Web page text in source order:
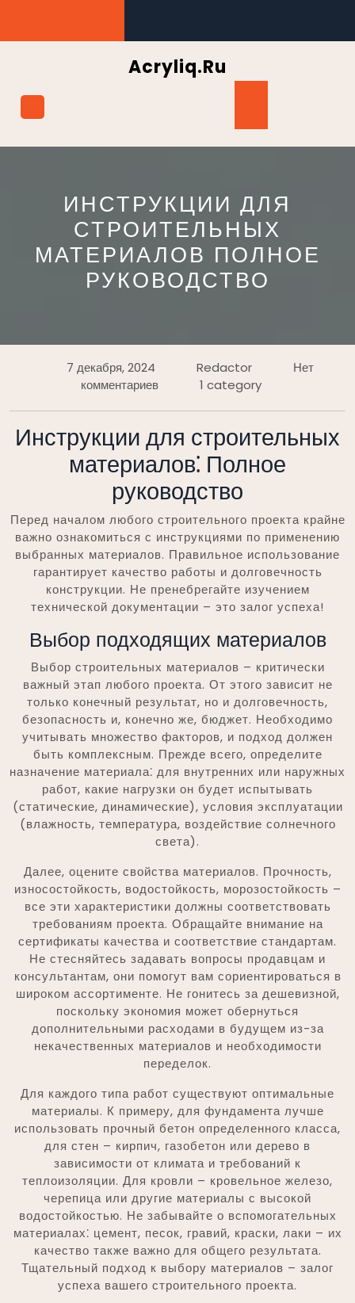
содержимому
Acryliq.ru
ИНСТРУКЦИИ ДЛЯ
СТРОИТЕЛЬНЫХ
МАТЕРИАЛОВ ПОЛНОЕ
РУКОВОДСТВО
7 декабря, 2024 Redactor
Нет
комментариев
1 category
Инструкции для строительных
материалов⁚ Полное
руководство
Перед началом любого строительного проекта крайне
важно ознакомиться с инструкциями по применению
выбранных материалов. Правильное использование
гарантирует качество работы и долговечность
конструкции. Не пренебрегайте изучением
технической документации – это залог успеха!
Выбор подходящих материалов
Выбор строительных материалов – критически
важный этап любого проекта. От этого зависит не
только конечный результат, но и долговечность,
безопасность и, конечно же, бюджет. Необходимо
учитывать множество факторов, и подход должен
быть комплексным. Прежде всего, определите
назначение материала⁚ для внутренних или наружных
работ, какие нагрузки он будет испытывать
(статические, динамические), условия эксплуатации
(влажность, температура, воздействие солнечного
света).
Далее, оцените свойства материалов. Прочность,
износостойкость, водостойкость, морозостойкость –
все эти характеристики должны соответствовать
требованиям проекта. Обращайте внимание на
сертификаты качества и соответствие стандартам.
Не стесняйтесь задавать вопросы продавцам и
консультантам, они помогут вам сориентироваться в
широком ассортименте. Не гонитесь за дешевизной,
поскольку экономия может обернуться
дополнительными расходами в будущем из-за
некачественных материалов и необходимости
переделок.
Для каждого типа работ существуют оптимальные
материалы. К примеру, для фундамента лучше
использовать прочный бетон определенного класса,
для стен – кирпич, газобетон или дерево в
зависимости от климата и требований к
теплоизоляции. Для кровли – кровельное железо,
черепица или другие материалы с высокой
водостойкостью. Не забывайте о вспомогательных
материалах⁚ цемент, песок, гравий, краски, лаки – их
качество также важно для общего результата.
Тщательный подход к выбору материалов – залог
успеха вашего строительного проекта.